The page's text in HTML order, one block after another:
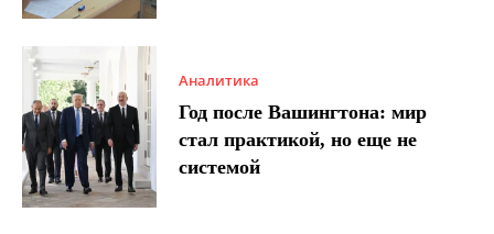
Аналитика
Год после Вашингтона: мир
стал практикой, но еще не
системой